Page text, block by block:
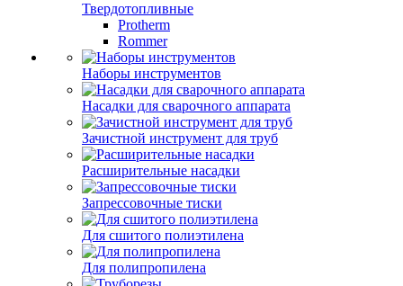
Твердотопливные
Protherm
Rommer
Наборы инструментов
Насадки для сварочного аппарата
Зачистной инструмент для труб
Расширительные насадки
Запрессовочные тиски
Для сшитого полиэтилена
Для полипропилена